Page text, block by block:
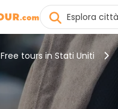
Free tours in Stati Uniti